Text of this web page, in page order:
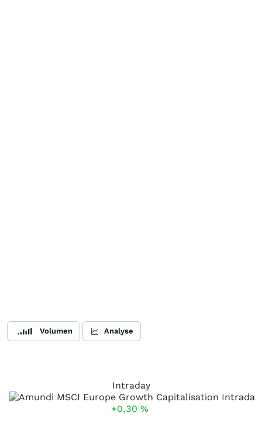
Volumen Analyse
Intraday
+0,30 %